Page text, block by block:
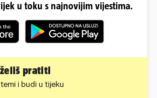
u toku s najnovijim vijestima.
pratiti
i budi u tijeku